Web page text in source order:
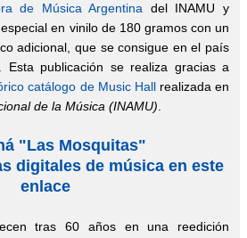
de Música Argentina del INAMU y
en vinilo de 180 gramos con un
adicional, que se consigue en el país
. Esta publicación se realiza gracias a
catálogo de Music Hall realizada en
de la Música (INAMU)
"Las Mosquitas"
digitales de música en este
enlace
tras 60 años en una reedición